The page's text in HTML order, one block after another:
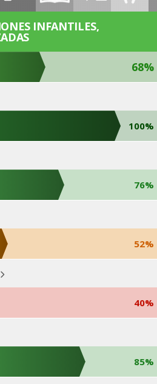
ENG
INFANTILES,
68%
100%
76%
52%
40%
85%